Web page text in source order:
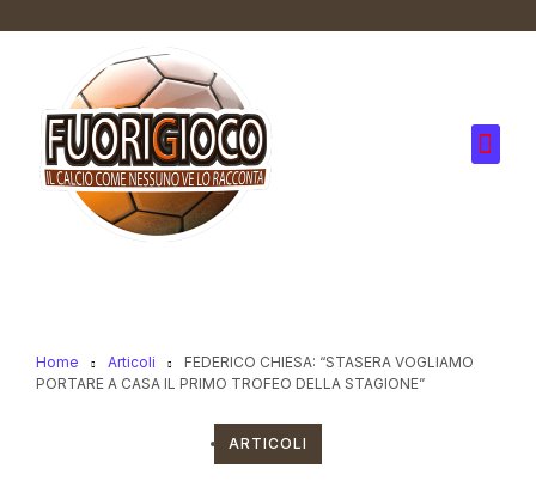
Home Articoli
FEDERICO CHIESA: “STASERA VOGLIAMO
PORTARE A CASA IL PRIMO TROFEO DELLA STAGIONE”
ARTICOLI